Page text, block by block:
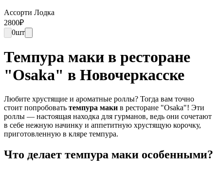
Ассорти Лодка
2800₽
0шт
Темпура маки в ресторане
"Osaka" в Новочеркасске
Любите хрустящие и ароматные роллы? Тогда вам точно
стоит попробовать темпура маки в ресторане "Osaka"! Эти
роллы — настоящая находка для гурманов, ведь они сочетают
в себе нежную начинку и аппетитную хрустящую корочку,
приготовленную в кляре темпура.
Что делает темпура маки особенными?